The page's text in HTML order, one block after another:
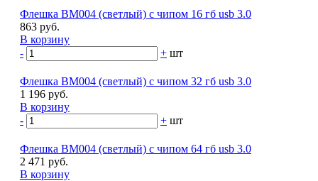
Флешка BM004 (светлый) с чипом 16 гб usb 3.0
863 руб.
В корзину
-
+ шт
Флешка BM004 (светлый) с чипом 32 гб usb 3.0
1 196 руб.
В корзину
-
+ шт
Флешка BM004 (светлый) с чипом 64 гб usb 3.0
2 471 руб.
В корзину